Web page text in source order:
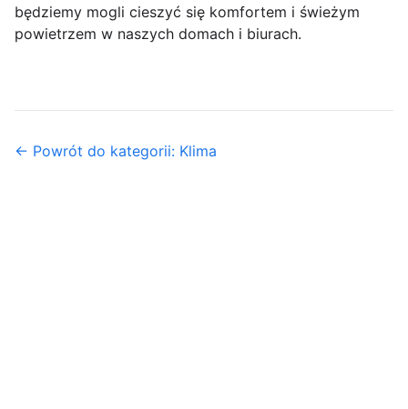
będziemy mogli cieszyć się komfortem i świeżym
powietrzem w naszych domach i biurach.
← Powrót do kategorii: Klima